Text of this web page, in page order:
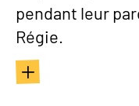
pendant leur
Régie.